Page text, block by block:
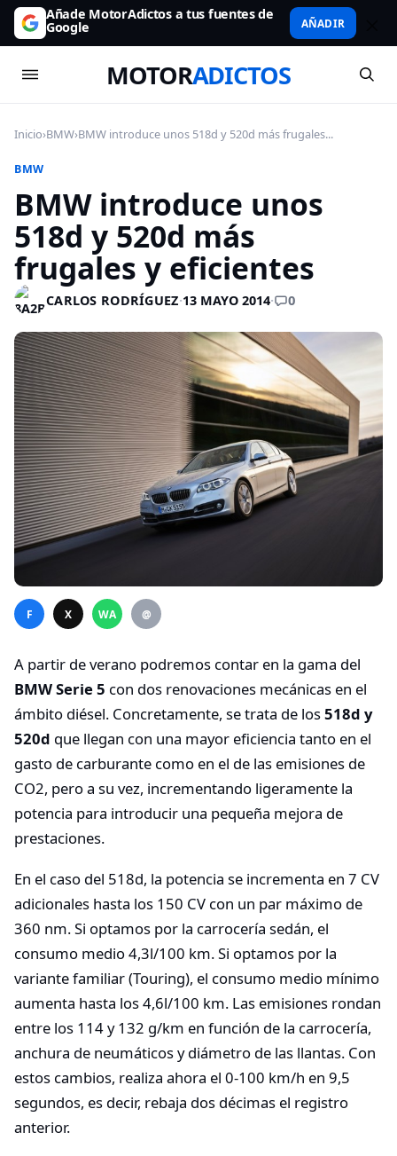
Añade MotorAdictos a tus fuentes de
Google AÑADIR
MOTORADICTOS
Inicio›BMW›BMW introduce unos 518d y 520d más frugales...
BMW
BMW introduce unos
518d y 520d más
frugales y eficientes
CARLOS RODRÍGUEZ·13 MAYO 2014· 0
F X WA @
A partir de verano podremos contar en la gama del
BMW Serie 5 con dos renovaciones mecánicas en el
ámbito diésel. Concretamente, se trata de los518d y
520d que llegan con una mayor eficiencia tanto en el
gasto de carburante como en el de las emisiones de
CO2, pero a su vez, incrementando ligeramente la
potencia para introducir una pequeña mejora de
prestaciones.
En el caso del 518d, la potencia se incrementa en 7 CV
adicionales hasta los 150 CV con un par máximo de
360 nm. Si optamos por la carrocería sedán, el
consumo medio 4,3l/100 km. Si optamos por la
variante familiar (Touring), el consumo medio mínimo
aumenta hasta los 4,6l/100 km. Las emisiones rondan
entre los 114 y 132 g/km en función de la carrocería,
anchura de neumáticos y diámetro de las llantas. Con
estos cambios, realiza ahora el 0-100 km/h en 9,5
segundos, es decir, rebaja dos décimas el registro
anterior.